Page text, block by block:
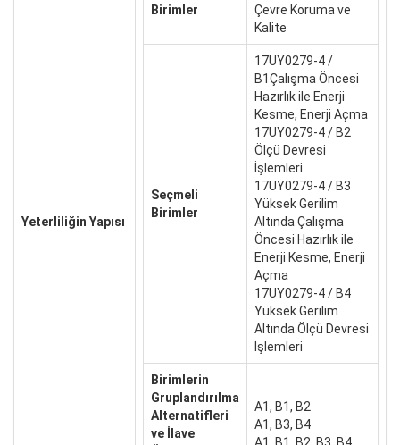
Yeterliliğin Yapısı
Birimler
Çevre Koruma ve
Kalite
Seçmeli
Birimler
17UY0279-4 /
B1Çalışma Öncesi
Hazırlık ile Enerji
Kesme, Enerji Açma
17UY0279-4 / B2
Ölçü Devresi
İşlemleri
17UY0279-4 / B3
Yüksek Gerilim
Altında Çalışma
Öncesi Hazırlık ile
Enerji Kesme, Enerji
Açma
17UY0279-4 / B4
Yüksek Gerilim
Altında Ölçü Devresi
İşlemleri
Birimlerin
Gruplandırılma
Alternatifleri
ve İlave
A1, B1, B2
A1, B3, B4